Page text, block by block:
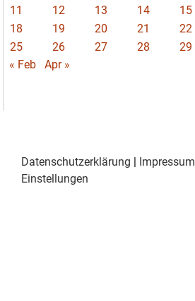
11
12 13 14 15
18
19 20 21 22
25
26 27 28 29
« Feb
Apr »
Datenschutzerklärung Impressum
Einstellungen